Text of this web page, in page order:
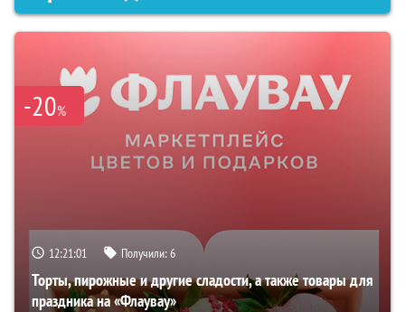
-20%
12:21:00 Получили:6
Торты, пирожные и другие сладости, а также товары для
праздника на «Флаувау»